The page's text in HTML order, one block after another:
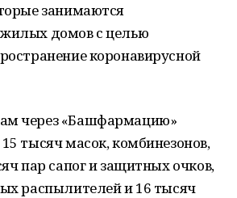
занимаются
домов с целью
коронавирусной
через «Башфармацию»
тысяч масок, комбинезонов,
пар сапог и защитных очков,
распылителей и 16 тысяч